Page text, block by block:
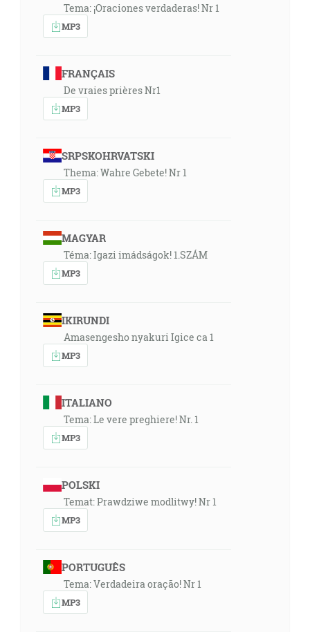
Tema: ¡Oraciones verdaderas! Nr 1
MP3
FRANÇAIS
De vraies prières Nr1
MP3
SRPSKOHRVATSKI
Thema: Wahre Gebete! Nr 1
MP3
MAGYAR
Téma: Igazi imádságok! 1.SZÁM
MP3
IKIRUNDI
Amasengesho nyakuri Igice ca 1
MP3
ITALIANO
Tema: Le vere preghiere! Nr. 1
MP3
POLSKI
Temat: Prawdziwe modlitwy! Nr 1
MP3
PORTUGUÊS
Tema: Verdadeira oração! Nr 1
MP3